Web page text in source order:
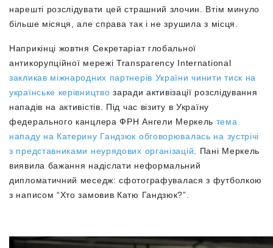
нарешті розслідувати цей страшний злочин. Втім минуло
більше місяця, але справа так і не зрушила з місця.
Наприкінці жовтня Секретаріат глобальної
антикорупційної мережі Transparency International
закликав міжнародних партнерів України чинити тиск на
українське керівництво заради активізації розслідування
нападів на активістів. Під час візиту в Україну
федерального канцлера ФРН Ангели Меркель тема
нападу на Катерину Гандзюк обговорювалась на зустрічі
з представниками неурядових організацій . Пані Меркель
виявила бажання надіслати неформальний
дипломатичний меседж: сфотографувалася з футболкою
з написом “Хто замовив Катю Гандзюк?”.